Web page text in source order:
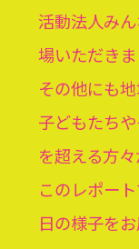
活動法人み
場いただきま
その他にも
子どもたち
を超える方
このレポー
日の様子を